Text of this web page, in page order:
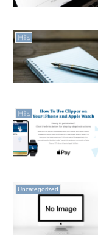
日記
日記
Uncategorized